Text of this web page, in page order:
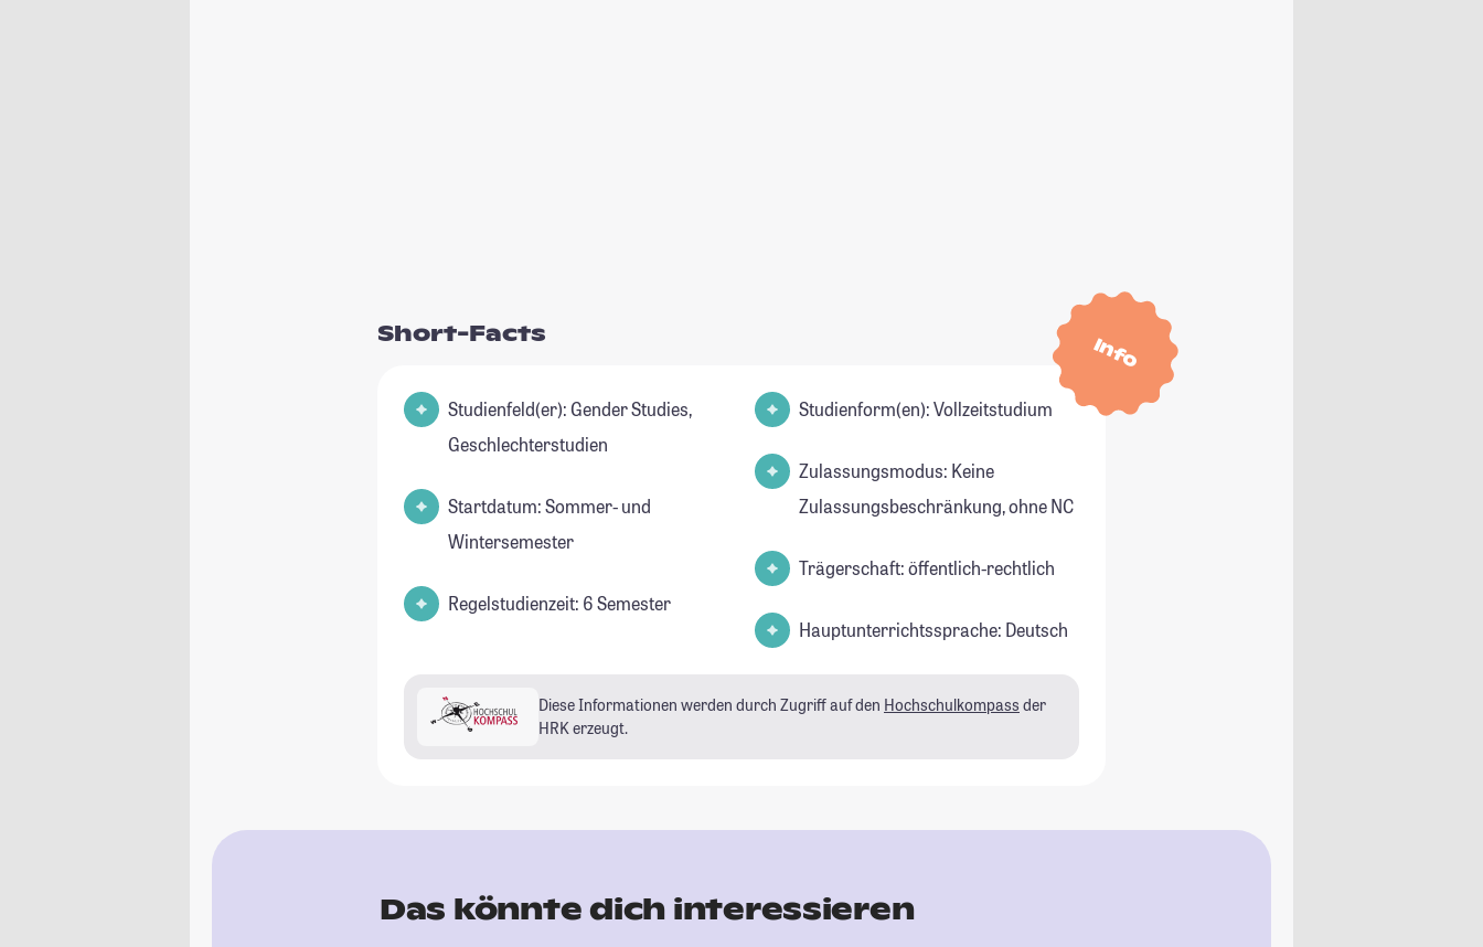
Info
Short-Facts
Studienfeld(er): Gender Studies,
Geschlechterstudien
Startdatum: Sommer- und
Wintersemester
Regelstudienzeit: 6 Semester
Studienform(en): Vollzeitstudium
Zulassungsmodus: Keine
Zulassungsbeschränkung, ohne NC
Trägerschaft: öffentlich-rechtlich
Hauptunterrichtssprache: Deutsch
Diese Informationen werden durch Zugriff auf den Hochschulkompass der
HRK erzeugt.
Das könnte dich interessieren